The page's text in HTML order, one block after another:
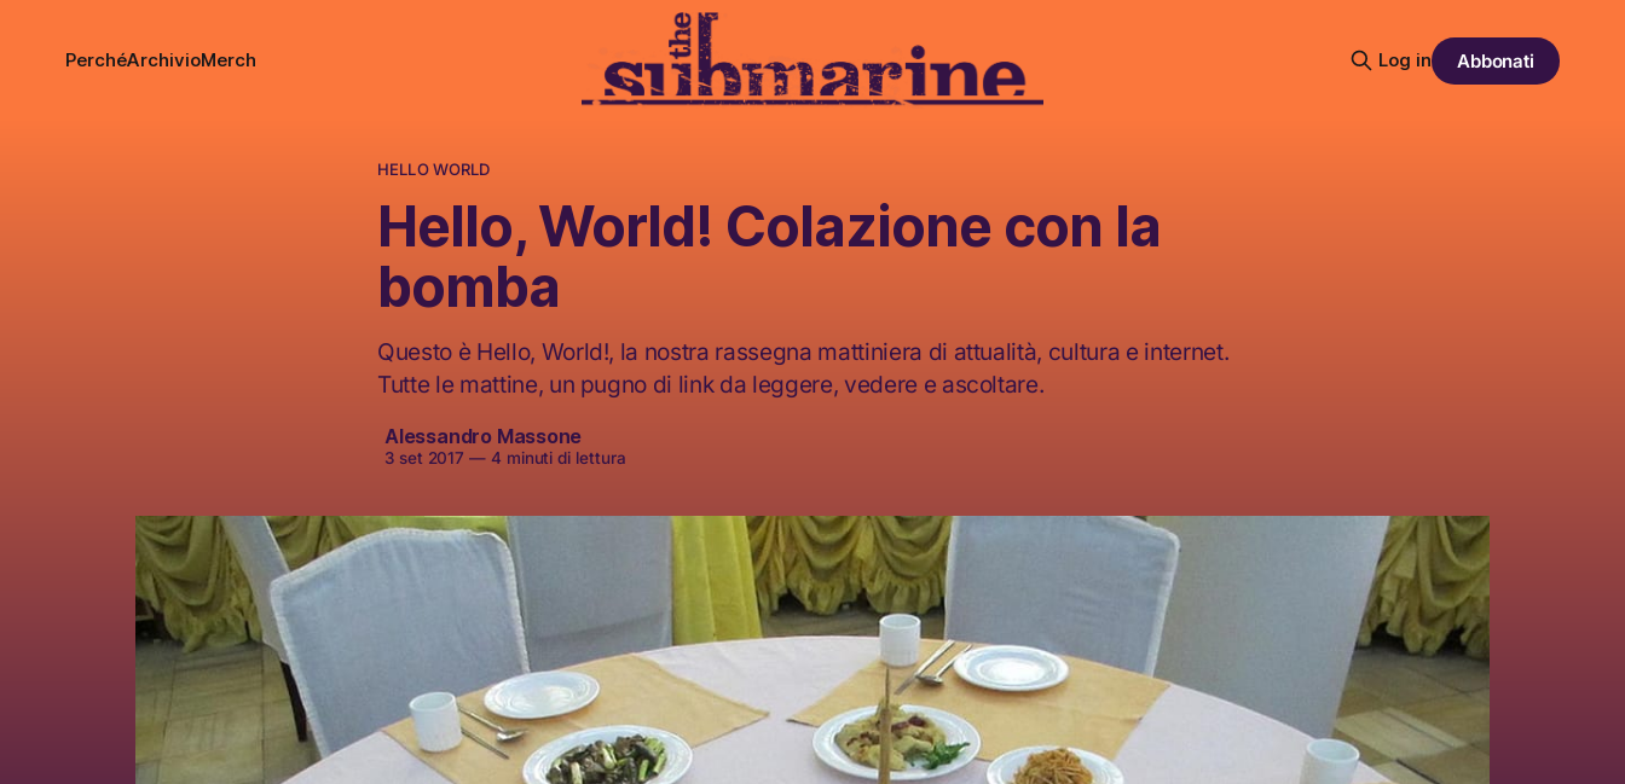
PerchéArchivioMerch Log in Abbonati
HELLO WORLD
Hello, World! Colazione con la
bomba
Questo è Hello, World!, la nostra rassegna mattiniera di attualità, cultura e internet.
Tutte le mattine, un pugno di link da leggere, vedere e ascoltare.
Alessandro Massone
3 set 2017 — 4 minuti di lettura